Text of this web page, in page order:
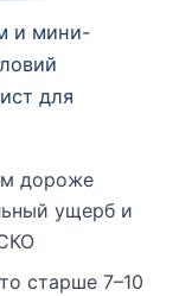
и мини-
для
дороже
ущерб и
старше 7–10